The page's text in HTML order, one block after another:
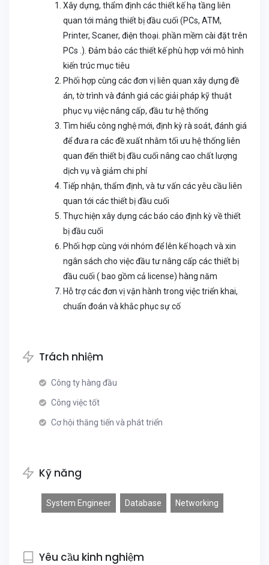
Xây dựng, thẩm định các thiết kế hạ tầng liên
quan tới mảng thiết bị đầu cuối (PCs, ATM,
Printer, Scaner, điện thoại. phần mềm cài đặt trên
PCs .). Đảm bảo các thiết kế phù hợp với mô hình
kiến trúc mục tiêu
Phối hợp cùng các đơn vị liên quan xây dựng đề
án, tờ trình và đánh giá các giải pháp kỹ thuật
phục vụ việc nâng cấp, đầu tư hệ thống
Tìm hiểu công nghệ mới, định kỳ rà soát, đánh giá
để đưa ra các đề xuất nhằm tối ưu hệ thống liên
quan đến thiết bị đầu cuối nâng cao chất lượng
dịch vụ và giảm chi phí
Tiếp nhận, thẩm định, và tư vấn các yêu cầu liên
quan tới các thiết bị đầu cuối
Thực hiện xây dựng các báo cáo định kỳ về thiết
bị đầu cuối
Phối hợp cùng với nhóm để lên kế hoạch và xin
ngân sách cho việc đầu tư nâng cấp các thiết bị
đầu cuối ( bao gồm cả license) hàng năm
Hỗ trợ các đơn vị vận hành trong việc triển khai,
chuẩn đoán và khắc phục sự cố
Trách nhiệm
Công ty hàng đầu
Công việc tốt
Cơ hội thăng tiến và phát triển
Kỹ năng
System Engineer Database Networking
Yêu cầu kinh nghiệm